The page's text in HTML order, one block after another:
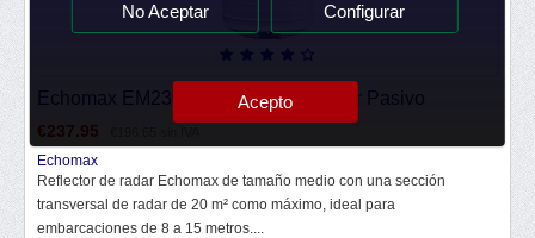
Echomax EM230 Midi Reflector Radar Pasivo
€237.95
Echomax
Reflector de radar Echomax de tamaño medio con una sección
transversal de radar de 20 m² como máximo, ideal para
embarcaciones de 8 a 15 metros....
No Aceptar Configurar
Acepto